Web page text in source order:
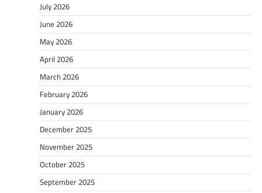
July 2026
June 2026
May 2026
April 2026
March 2026
February 2026
January 2026
December 2025
November 2025
October 2025
September 2025